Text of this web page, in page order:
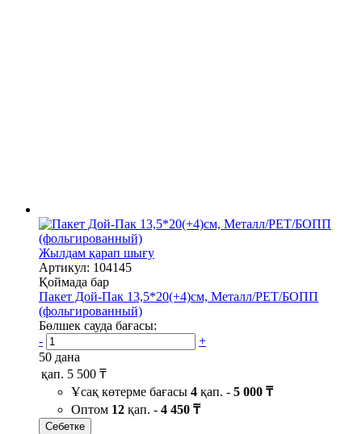
Жылдам қарап шығу
Артикул: 104145
Қоймада бар
Пакет Дой-Пак 13,5*20(+4)см, Металл/PET/БОПП
(фольгированный)
Бөлшек сауда бағасы:
-
+
50 дана
қап. 5 500 ₸
Ұсақ көтерме бағасы 4 қап. - 5 000 ₸
Оптом 12 қап. - 4 450 ₸
Себетке